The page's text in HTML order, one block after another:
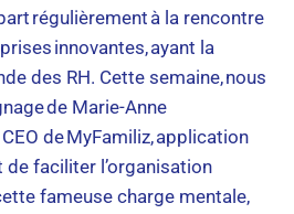
régulièrement à la rencontre
innovantes, ayant la
des RH. Cette semaine, nous
de Marie-Anne
de MyFamiliz, application
faciliter l’organisation
fameuse charge mentale,